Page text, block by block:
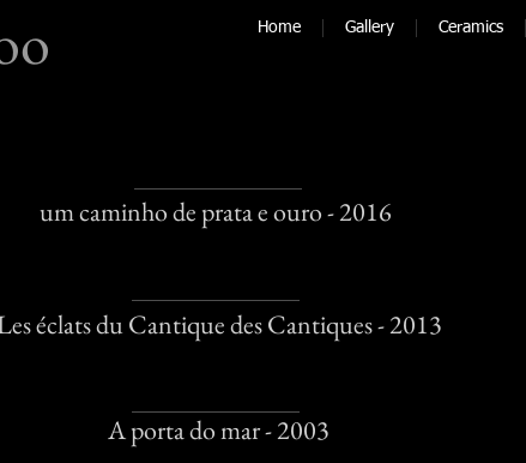
Home Gallery Ceramics
um caminho de prata e ouro - 2016
éclats du Cantique des Cantiques - 2013
A porta do mar - 2003